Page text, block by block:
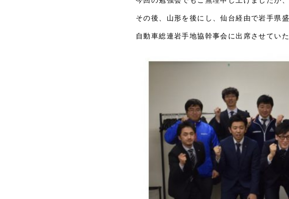
その後、山形を後にし、仙台経由で岩手県盛
自動車総連岩手地協幹事会に出席させてい